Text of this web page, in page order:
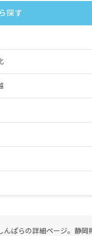
探す
んぱらの詳細ページ。静岡